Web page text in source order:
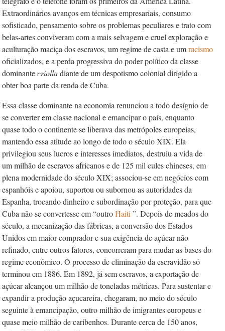
Extraordinários avanços em técnicas empresariais, consumo
sofisticado, pensamento sobre os problemas peculiares e trato com
belas-artes conviveram com a mais selvagem e cruel exploração e
aculturação maciça dos escravos, um regime de casta e umracismo
oficializados, e a perda progressiva do poder político da classe
dominantecriolladiante de um despotismo colonial dirigido a
obter boa parte da renda de Cuba.
Essa classe dominante na economia renunciou a todo desígnio de
se converter em classe nacional e emancipar o país, enquanto
quase todo o continente se liberava das metrópoles europeias,
mantendo essa atitude ao longo de todo o século XIX. Ela
privilegiou seus lucros e interesses imediatos, destruiu a vida de
um milhão de escravos africanos e de 125 mil cules chineses, em
plena modernidade do século XIX; associou-se em negócios com
espanhóis e apoiou, suportou ou subornou as autoridades da
Espanha, trocando dinheiro e subordinação por proteção, para que
Cuba não se convertesse em “outroHaiti ”. Depois de meados do
século, a mecanização das fábricas, a conversão dos Estados
Unidos em maior comprador e sua exigência de açúcar não
refinado, entre outros fatores, concorreram para mudar as bases do
regime econômico. O processo de eliminação da escravidão só
terminou em 1886. Em 1892, já sem escravos, a exportação de
açúcar alcançou um milhão de toneladas métricas. Para sustentar e
expandir a produção açucareira, chegaram, no meio do século
seguinte à emancipação, outro milhão de imigrantes europeus e
quase meio milhão de caribenhos. Durante cerca de 150 anos,